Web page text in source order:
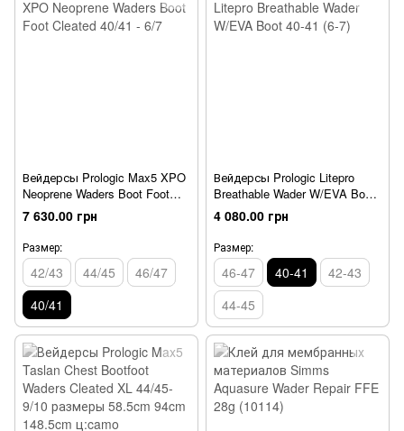
Вейдерсы Prologic Max5 XPO
Neoprene Waders Boot Foot
Cleated 40/41 - 6/7
7 630.00 грн
Размер:
42/43 44/45
46/47
40/41
Вейдерсы Prologic Litepro
Breathable Wader W/EVA Boot
40-41 (6-7)
4 080.00 грн
Размер:
46-47 40-41
42-43
44-45